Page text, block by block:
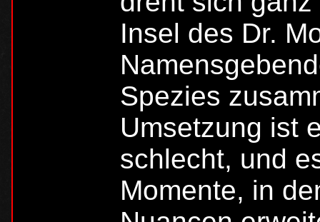
Insel des Dr.
Spezies
Umsetzung ist
schlecht, und
Momente, in